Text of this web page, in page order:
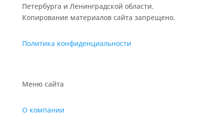
Петербурга и Ленинградской области.
Копирование материалов сайта запрещено.
Политика конфиденциальности
Меню сайта
О компании